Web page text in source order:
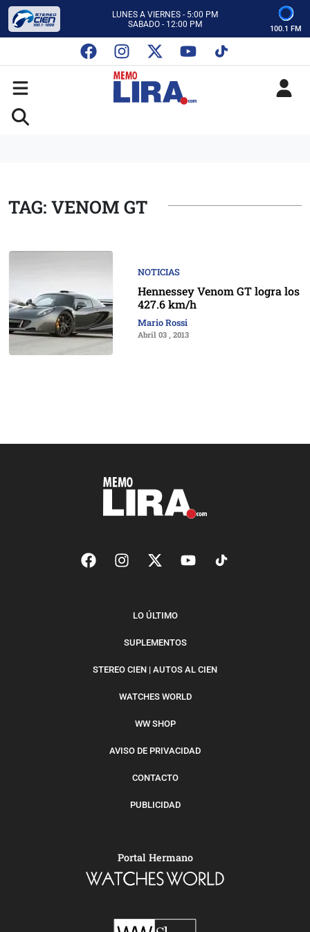
LUNES A VIERNES - 5:00 PM
SABADO - 12:00 PM
CON MEMO LIRA Y SU EQUIPO
LUNES A VIERNES - 5:00 PM
SABADO - 12:00 PM
100.1 FM
TAG: VENOM GT
NOTICIAS
Hennessey Venom GT logra los
427.6 km/h
Mario Rossi
Abril 03 , 2013
LO ÚLTIMO
SUPLEMENTOS
STEREO CIEN | AUTOS AL CIEN
WATCHES WORLD
WW SHOP
AVISO DE PRIVACIDAD
CONTACTO
PUBLICIDAD
Portal Hermano